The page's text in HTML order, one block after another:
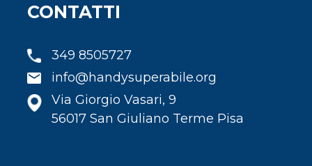
CONTATTI
349 8505727
info@handysuperabile.org
Via Giorgio Vasari, 9
56017 San Giuliano Terme Pisa